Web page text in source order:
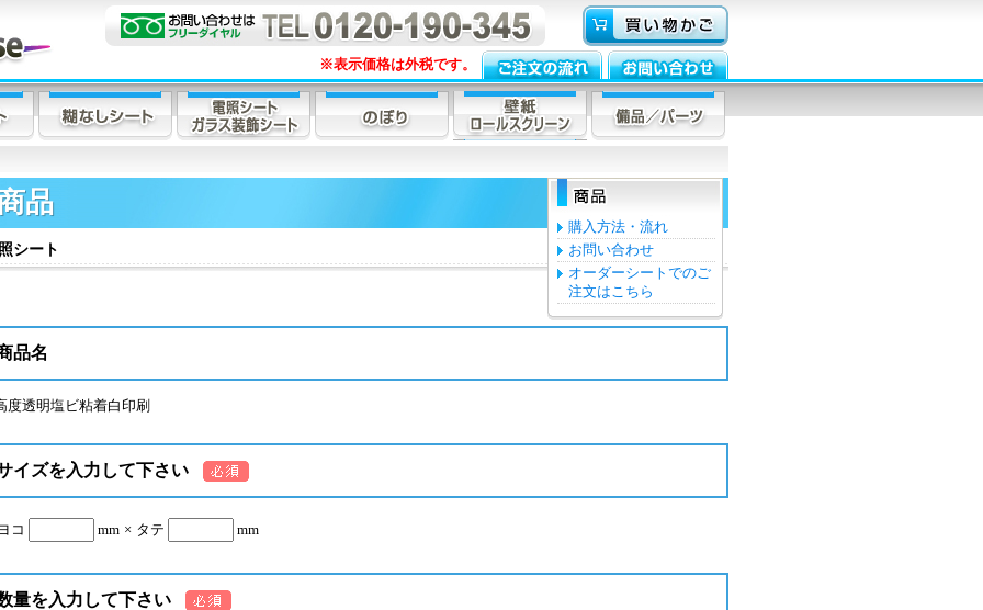
※表示価格は外税です。
品
シート
購入方法・流れ
お問い合わせ
オーダーシートでのご
注文はこちら
品名
度透明塩ビ粘着白印刷
イズを入力して下さい
ヨコ mm × タテ mm
量を入力して下さい